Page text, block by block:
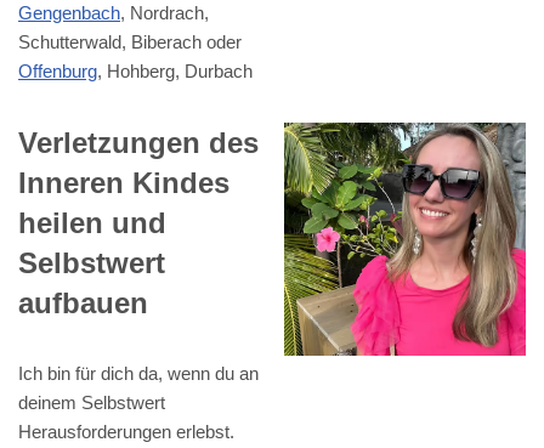
Gengenbach, Nordrach,
Schutterwald, Biberach oder
Offenburg, Hohberg, Durbach
Verletzungen des
Inneren Kindes
heilen und
Selbstwert
aufbauen
Ich bin für dich da, wenn du an
deinem Selbstwert
Herausforderungen erlebst.